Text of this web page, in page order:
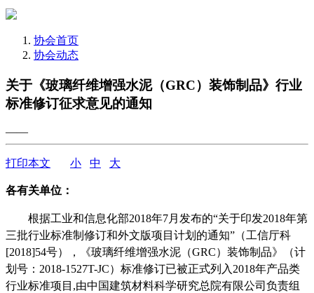
协会首页
协会动态
关于《玻璃纤维增强水泥（GRC）装饰制品》行业
标准修订征求意见的通知
——
打印本文 小 中 大
各有关单位：
根据工业和信息化部2018年7月发布的“关于印发2018年第
三批行业标准制修订和外文版项目计划的通知”（工信厅科
[2018]54号），《玻璃纤维增强水泥（GRC）装饰制品》（计
划号：2018-1527T-JC）标准修订已被正式列入2018年产品类
行业标准项目,由中国建筑材料科学研究总院有限公司负责组